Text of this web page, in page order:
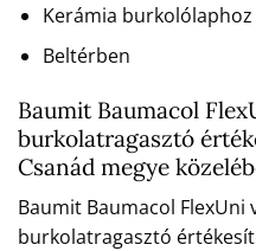
Kerámia burkolólaphoz
Beltérben
Baumit Baumacol
burkolatragasztó
Csanád megye
Baumit Baumacol FlexUni
burkolatragasztó